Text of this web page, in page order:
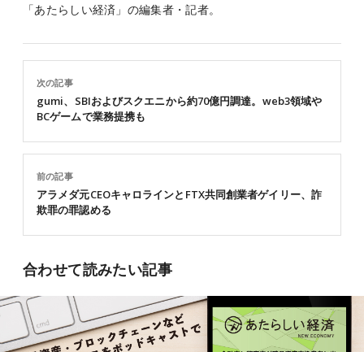
「あたらしい経済」の編集者・記者。
前の記事
アラメダ元CEOキャロラインとFTX共同創業者ゲイリー、詐
欺罪の罪認める
次の記事
gumi、SBIおよびスクエニから約70億円調達。web3領域や
BCゲームで業務提携も
合わせて読みたい記事